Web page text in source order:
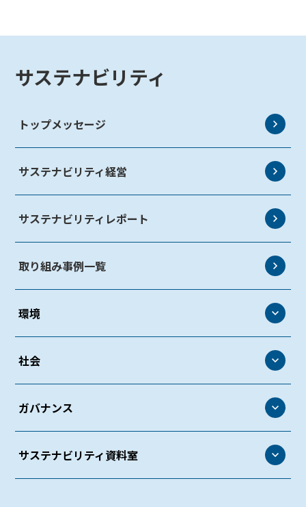
サステナビリティ
トップメッセージ
サステナビリティ経営
サステナビリティレポート
取り組み事例一覧
環境
環境
環境方針
環境マネジメント
社会
社会
人権・労働
働きがいのある環境づくり
ガバナンス
ガバナンス
コーポレート・ガバナンス
サステナビリティ資料室